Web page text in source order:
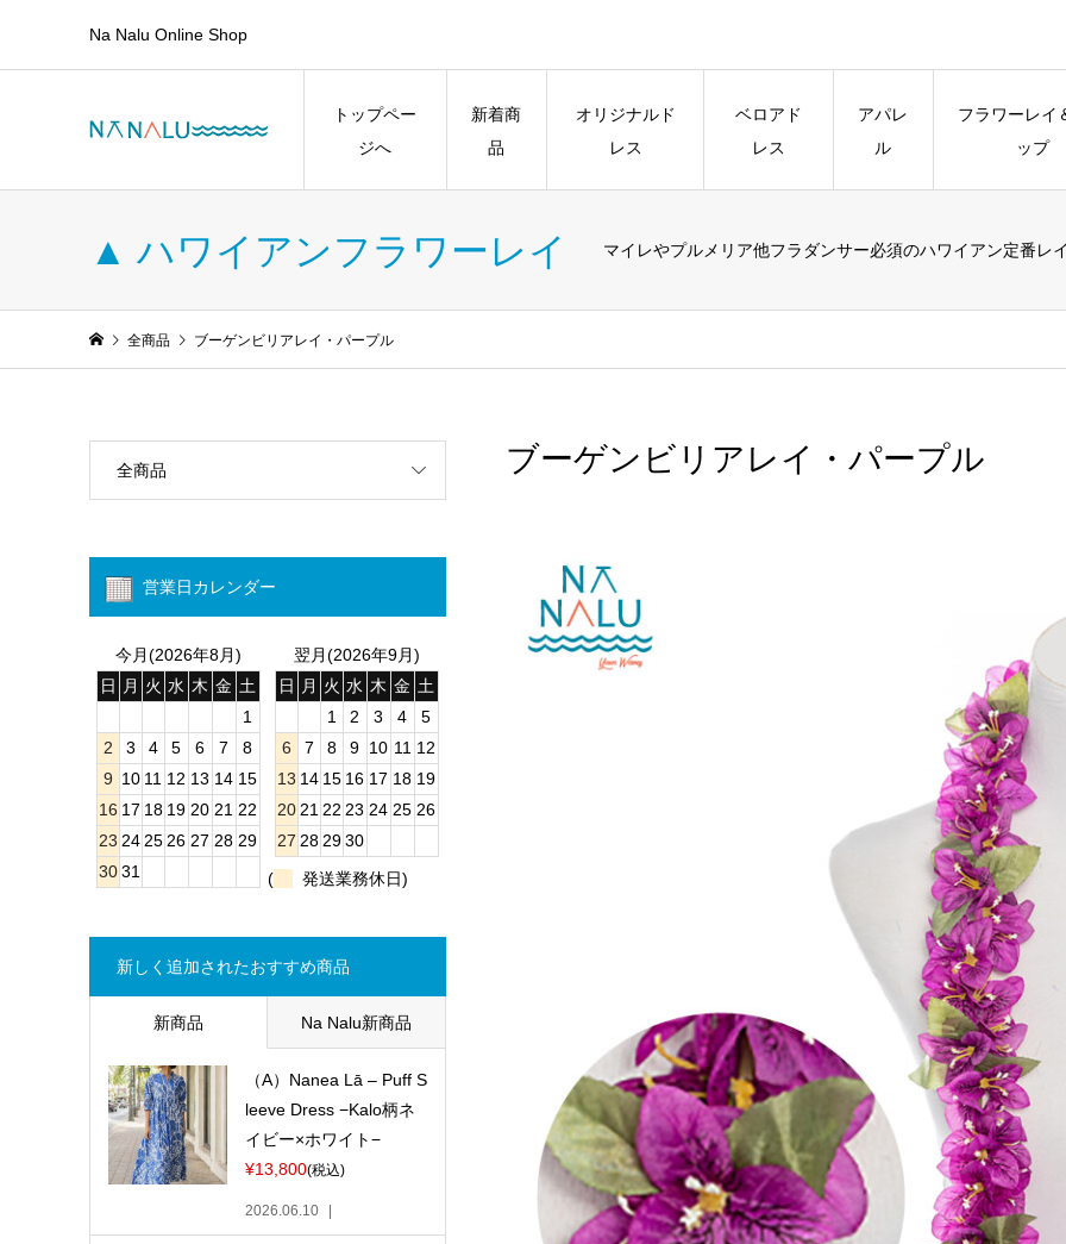
Na Nalu Online Shop
トップペー
ジへ
新着商
品
オリジナルド
レス
ベロアド
レス
アパレ
ル
フラワーレイ
ップ
▲ ハワイアンフラワーレイ マイレやプルメリア他フラダンサー必須のハワイアン定番レ
全商品 ブーゲンビリアレイ・パープル
ブーゲンビリアレイ・パープル
全商品
営業日カレンダー
今月(2026年8月)
日
月 火 水 木 金 土
1
2
3 4 5 6 7
8
9 10 11 12 13 14 15
16 17 18 19 20 21 22
23 24 25 26 27 28 29
30 31
翌月(2026年9月)
日
月 火 水 木 金 土
1
2 3 4
5
6
7 8 9 10 11 12
13 14 15 16 17 18 19
20 21 22 23 24 25 26
27 28 29 30
(
発送業務休日)
新しく追加されたおすすめ商品
新商品 Na Nalu新商品
（A）Nanea Lā – Puff S
leeve Dress −Kalo柄ネ
イビー×ホワイト−
¥13,800(税込)
2026.06.10